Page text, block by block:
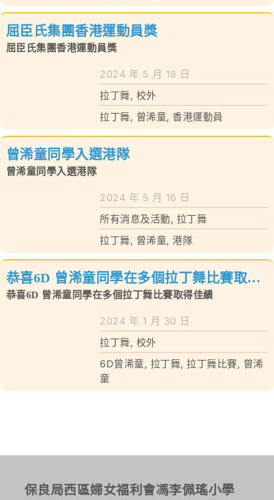
聯絡我們
屈臣氏集團香港運動員獎
屈臣氏集團香港運動員獎
2024 年 5 月 18 日
拉丁舞, 校外
拉丁舞, 曾浠童,香港運動員
曾浠童同學入選港隊
曾浠童同學入選港隊
2024 年 5 月 16 日
所有消息及活動, 拉丁舞
拉丁舞, 曾浠童,港隊
恭喜6D 曾浠童同學在多個拉丁舞比賽取得
佳績
恭喜6D 曾浠童同學在多個拉丁舞比賽取得佳績
2024 年 1 月 30 日
拉丁舞, 校外
6D曾浠童, 拉丁舞,拉丁舞比賽, 曾浠
童
保良局西區婦女福利會馮李佩瑤小學